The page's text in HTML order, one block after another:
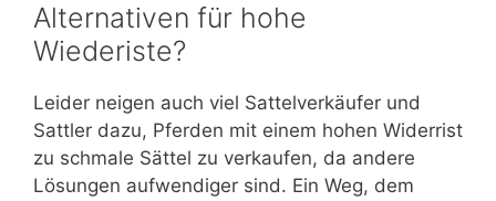
Alternativen für hohe
Wiederiste?
Leider neigen auch viel Sattelverkäufer und
Sattler dazu, Pferden mit einem hohen Widerrist
zu schmale Sättel zu verkaufen, da andere
Lösungen aufwendiger sind. Ein Weg, dem